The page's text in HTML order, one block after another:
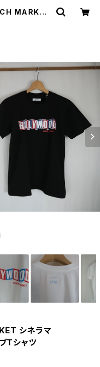
MARKET
シネラマ
Ｔシャツ